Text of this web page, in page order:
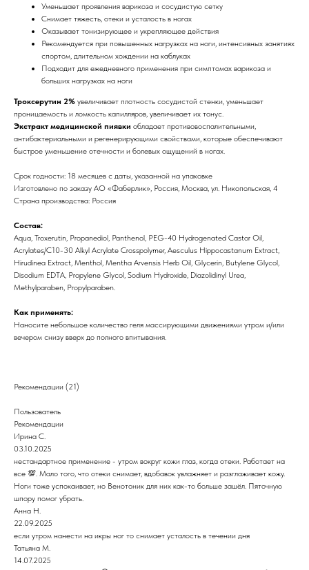
Уменьшает проявления варикоза и сосудистую сетку
Снимает тяжесть, отеки и усталость в ногах
Оказывает тонизирующее и укрепляющее действия
Рекомендуется при повышенных нагрузках на ноги, интенсивных занятиях
спортом, длительном хождении на каблуках
Подходит для ежедневного применения при симптомах варикоза и
больших нагрузках на ноги
Троксерутин 2% увеличивает плотность сосудистой стенки, уменьшает
проницаемость и ломкость капилляров, увеличивает их тонус.
Экстракт медицинской пиявки обладает противовоспалительными,
антибактериальными и регенерирующими свойствами, которые обеспечивают
быстрое уменьшение отечности и болевых ощущений в ногах.
Срок годности: 18 месяцев с даты, указанной на упаковке
Изготовлено по заказу АО «Фаберлик», Россия, Москва, ул. Никопольская, 4
Страна производства: Россия
Состав:
Aqua, Troxerutin, Propanediol, Panthenol, PEG-40 Hydrogenated Castor Oil,
Acrylates/C10-30 Alkyl Acrylate Crosspolymer, Aesculus Hippocastanum Extract,
Hirudinea Extract, Menthol, Mentha Arvensis Herb Oil, Glycerin, Butylene Glycol,
Disodium EDTA, Propylene Glycol, Sodium Hydroxide, Diazolidinyl Urea,
Methylparaben, Propylparaben.
Как применять:
Наносите небольшое количество геля массирующими движениями утром и/или
вечером снизу вверх до полного впитывания.
Рекомендации (21)
Пользователь
Рекомендации
Ирина С.
03.10.2025
нестандартное применение - утром вокруг кожи глаз, когда отеки. Работает на
все 💯. Мало того, что отеки снимает, вдобавок увлажняет и разглаживает кожу.
Ноги тоже успокаивает, но Венотоник для них как-то больше зашёл. Пяточную
шпору помог убрать.
Анна Н.
22.09.2025
если утром нанести на икры ног то снимает усталость в течении дня
Татьяна M.
14.07.2025